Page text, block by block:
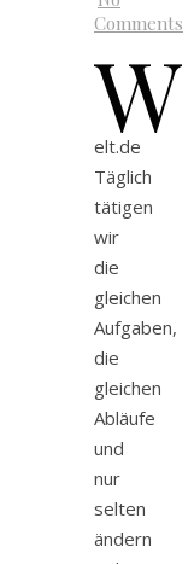
Comments
w
elt.de
Täglich
tätigen
wir
die
gleichen
Aufgaben,
die
gleichen
Abläufe
und
nur
selten
ändern